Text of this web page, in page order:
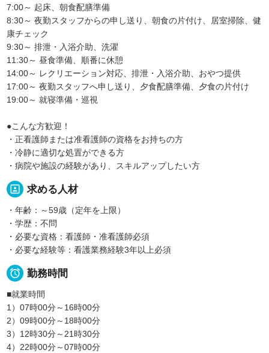
7:00～ 起床、朝食配膳準備
8:30～ 夜勤スタッフからの申し送り、朝食の片付け、居室掃除、健
康チェック
9:30～ 排泄・入浴介助、洗濯
11:30～ 昼食準備、順番に休憩
14:00～ レクリエーション対応、排泄・入浴介助、おやつ提供
17:00～ 夜勤スタッフへ申し送り、夕食配膳準備、夕食の片付け
19:00～ 就寝準備・巡視
●こんな方歓迎！
・正看護師または准看護師の資格をお持ちの方
・冷静に適切な処置ができる方
・病院や施設の経験があり、スキルアップしたい方
portrait 求める人材
・年齢：～59歳（定年を上限）
・学歴：不問
・必要な資格：看護師・准看護師必須
・必要な経験等：看護業務経験3年以上必須
 勤務時間
■就業時間
1）07時00分～16時00分
2）09時00分～18時00分
3）12時30分～21時30分
4）22時00分～07時00分